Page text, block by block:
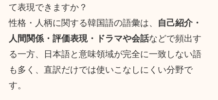
て表現できますか？
性格・人柄に関する韓国語の語彙は、
自己紹介・
人間関係・評価表現・ドラマや会話などで頻出す
る一方、日本語と意味領域が完全に一致しない語
も多く、直訳だけでは使いこなしにくい分野で
す。